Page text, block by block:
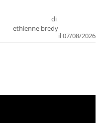
di
ethienne bredy
il 07/08/2026